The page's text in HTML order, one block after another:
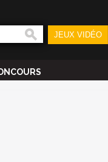
JEUX VIDÉO